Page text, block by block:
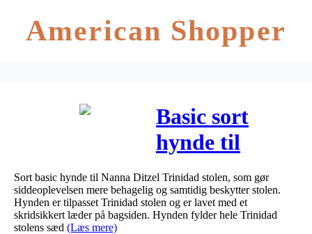
American Shopper
Basic sort
hynde til
Nanna Ditzel
Trinidad
stolen
Sort basic hynde til Nanna Ditzel Trinidad stolen, som gør
siddeoplevelsen mere behagelig og samtidig beskytter stolen.
Hynden er tilpasset Trinidad stolen og er lavet med et
skridsikkert læder på bagsiden. Hynden fylder hele Trinidad
stolens sæd (Læs mere)